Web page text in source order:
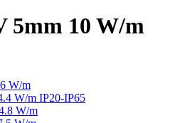
5mm 10 W/m
W/m
W/m IP20-IP65
W/m